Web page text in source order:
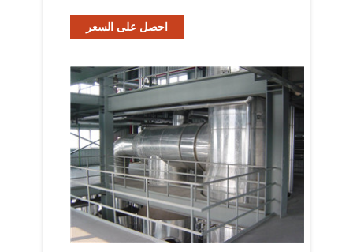
مجموعات (لمين) 6
احصل على السعر